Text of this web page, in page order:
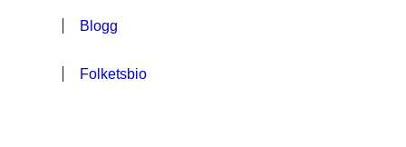
Blogg
Folketsbio